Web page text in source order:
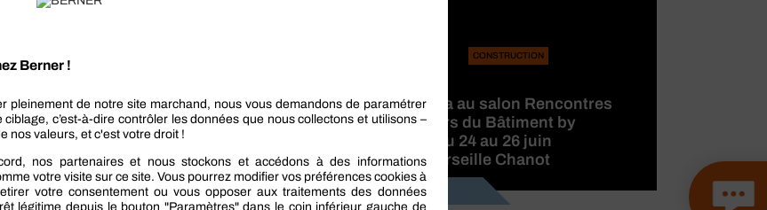
Cool Man
CONSTRUCTION
participera au salon Rencontres
des Métiers du Bâtiment by
CAPEB, du 24 au 26 juin
2026 à Marseille Chanot
Lire la suite